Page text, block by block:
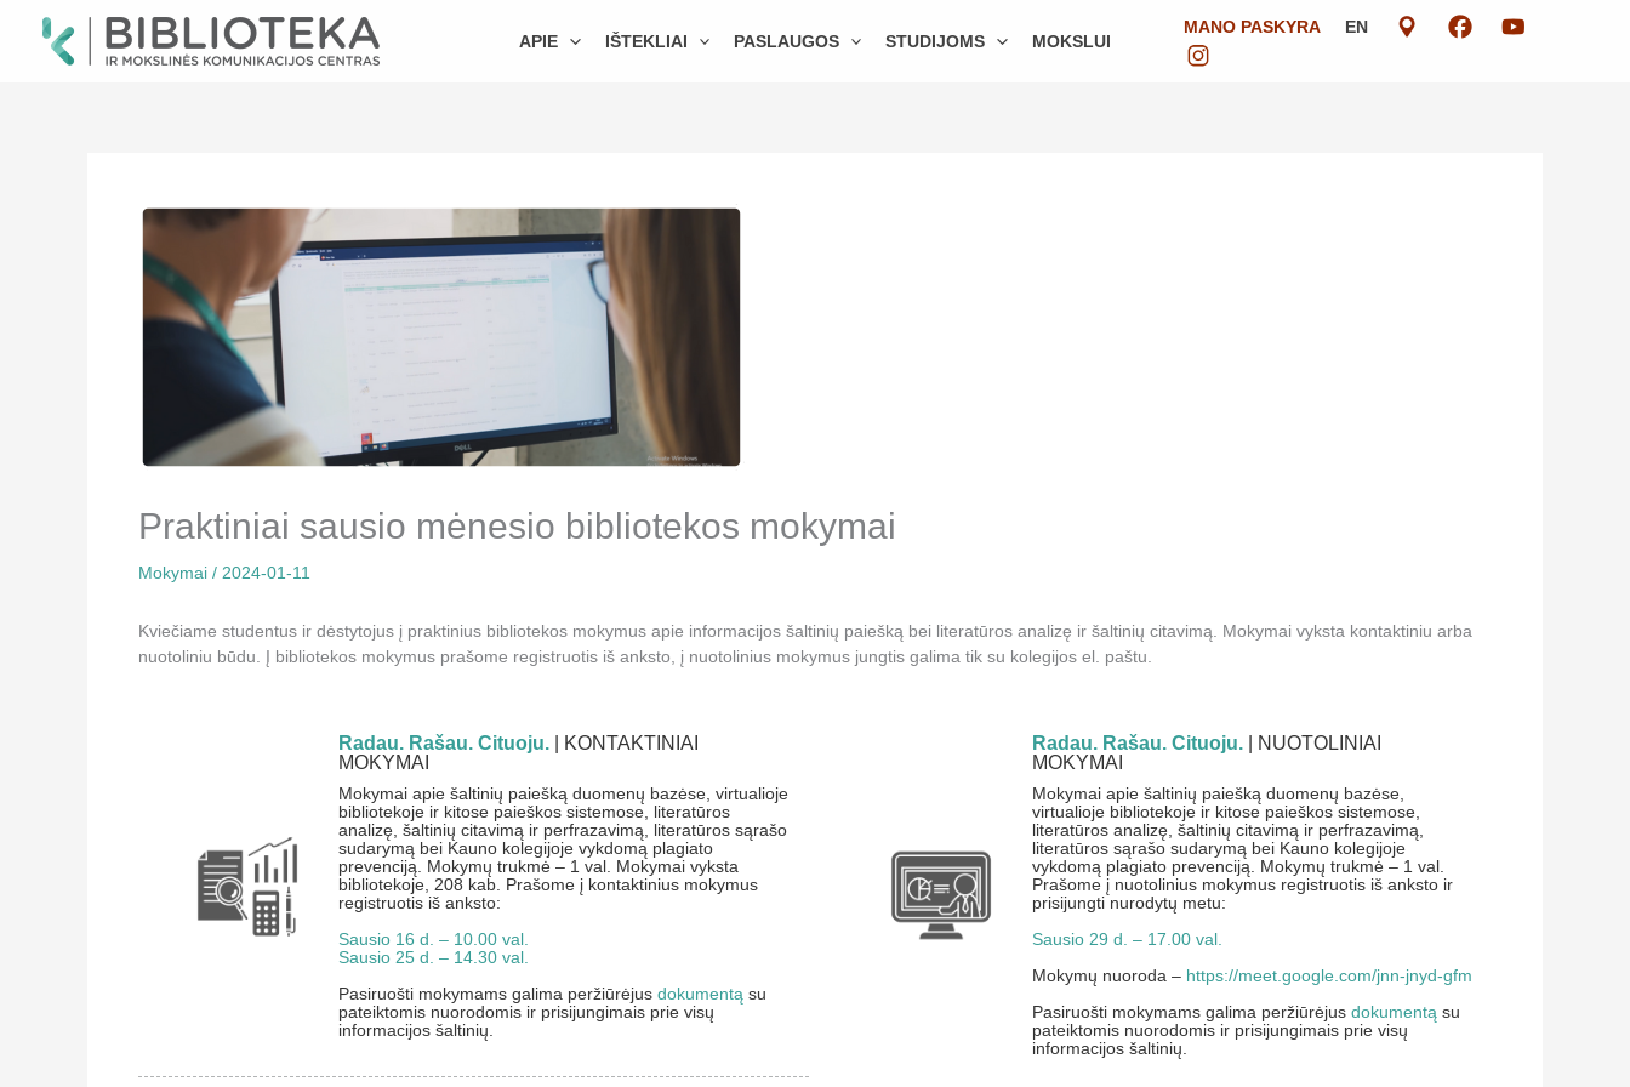
APIE IŠTEKLIAI PASLAUGOS STUDIJOMS MOKSLUI
MANO PASKYRA EN
Praktiniai sausio mėnesio bibliotekos mokymai
Mokymai / 2024-01-11
Kviečiame studentus ir dėstytojus į praktinius bibliotekos mokymus apie informacijos šaltinių paiešką bei literatūros analizę ir šaltinių citavimą. Mokymai vyksta kontaktiniu arba
nuotoliniu būdu. Į bibliotekos mokymus prašome registruotis iš anksto, į nuotolinius mokymus jungtis galima tik su kolegijos el. paštu.
Radau. Rašau. Cituoju. | KONTAKTINIAI
MOKYMAI
Mokymai apie šaltinių paiešką duomenų bazėse, virtualioje
bibliotekoje ir kitose paieškos sistemose, literatūros
analizę, šaltinių citavimą ir perfrazavimą, literatūros sąrašo
sudarymą bei Kauno kolegijoje vykdomą plagiato
prevenciją. Mokymų trukmė – 1 val. Mokymai vyksta
bibliotekoje, 208 kab. Prašome į kontaktinius mokymus
registruotis iš anksto:
Sausio 16 d. – 10.00 val.
Sausio 25 d. – 14.30 val.
Pasiruošti mokymams galima peržiūrėjus dokumentą su
pateiktomis nuorodomis ir prisijungimais prie visų
informacijos šaltinių.
Radau. Rašau. Cituoju. | NUOTOLINIAI
MOKYMAI
Mokymai apie šaltinių paiešką duomenų bazėse,
virtualioje bibliotekoje ir kitose paieškos sistemose,
literatūros analizę, šaltinių citavimą ir perfrazavimą,
literatūros sąrašo sudarymą bei Kauno kolegijoje
vykdomą plagiato prevenciją. Mokymų trukmė – 1 val.
Prašome į nuotolinius mokymus registruotis iš anksto ir
prisijungti nurodytų metu:
Sausio 29 d. – 17.00 val.
Mokymų nuoroda – https://meet.google.com/jnn-jnyd-gfm
Pasiruošti mokymams galima peržiūrėjus dokumentą su
pateiktomis nuorodomis ir prisijungimais prie visų
informacijos šaltinių.